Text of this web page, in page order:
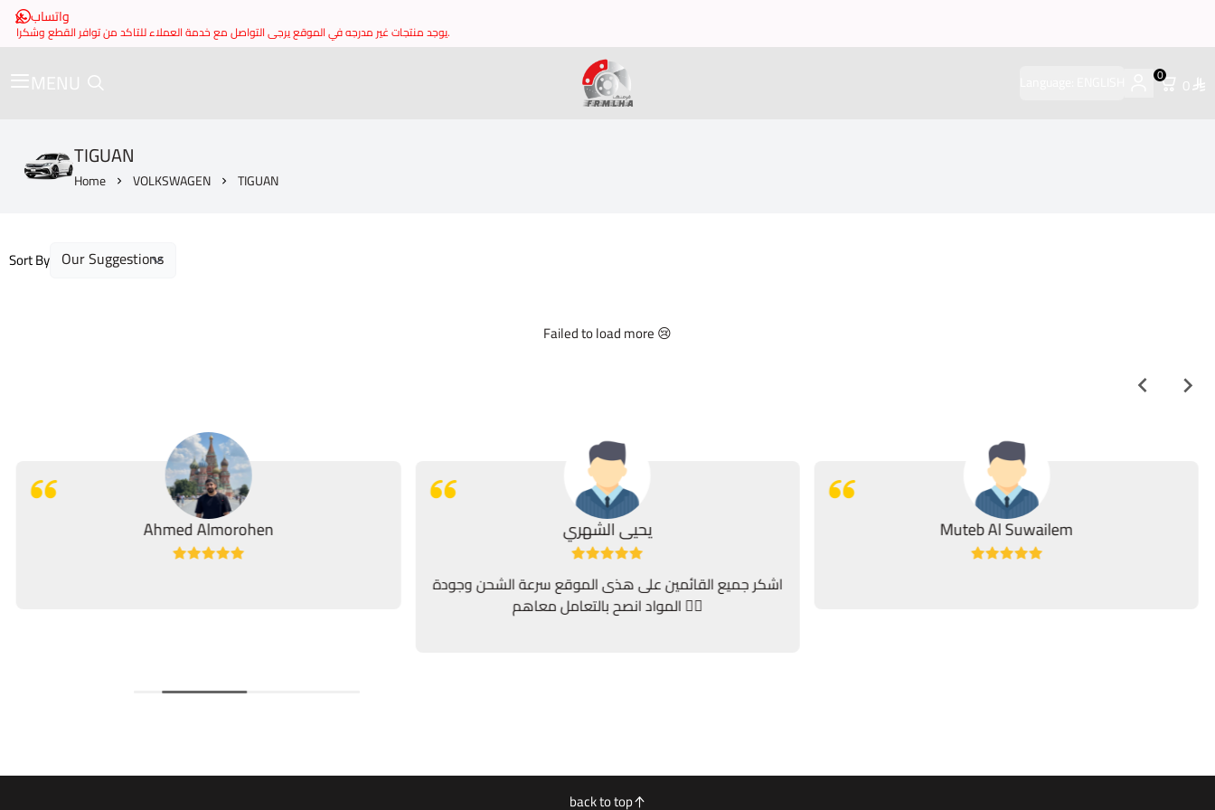
واتساب
يوجد منتجات غير مدرجه في الموقع يرجى التواصل مع خدمة العملاء للتاكد من توافر القطع وشكرا.
MENU brake it
0 0
TIGUAN
Home VOLKSWAGEN TIGUAN
Sort By
Failed to load more 😢
Ahmed Almorohen يحيى الشهري
اشكر جميع القائمين على هذى الموقع سرعة الشحن وجودة
المواد انصح بالتعامل معاهم 👍🏻
Muteb Al Suwailem
back to top